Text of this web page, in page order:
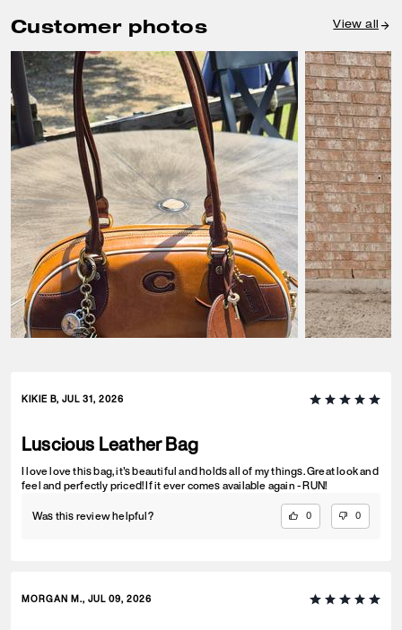
Customer photos View all
KIKIE B, JUL 31, 2026
Luscious Leather Bag
I love love this bag, it's beautiful and holds all of my things. Great look and
feel and perfectly priced! If it ever comes available again - RUN!
Was this review helpful? 0 0
MORGAN M., JUL 09, 2026